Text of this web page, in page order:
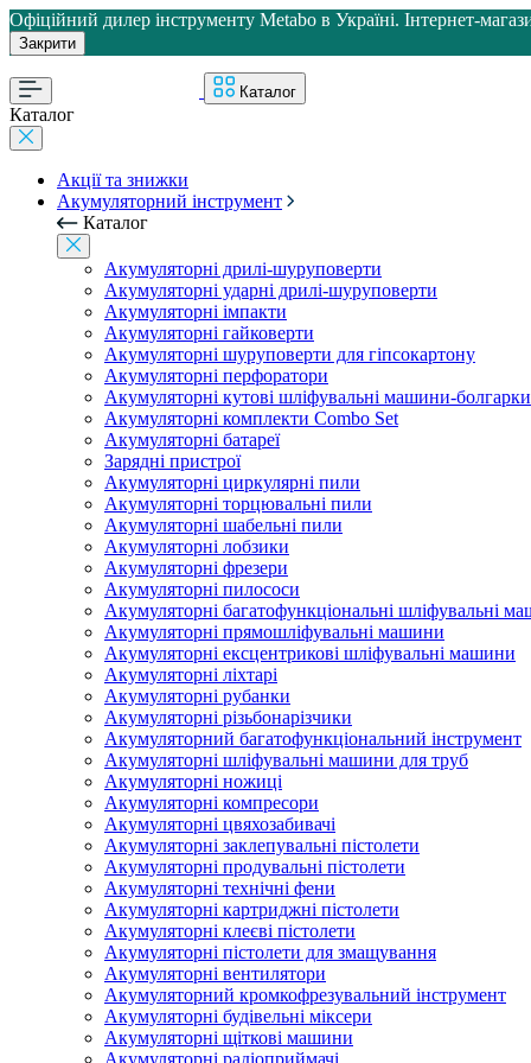
Офіційний дилер інструменту Metabo в Україні. Інтернет-
Закрити
Каталог
Каталог
Акції та знижки
Акумуляторний інструмент
Каталог
Акумуляторні дрилі-шуруповерти
Акумуляторні ударні дрилі-шуруповерти
Акумуляторні імпакти
Акумуляторні гайковерти
Акумуляторні шуруповерти для гіпсокартону
Акумуляторні перфоратори
Акумуляторні кутові шліфувальні машини-болгарки
Акумуляторні комплекти Combo Set
Акумуляторні батареї
Зарядні пристрої
Акумуляторні циркулярні пили
Акумуляторні торцювальні пили
Акумуляторні шабельні пили
Акумуляторні лобзики
Акумуляторні фрезери
Акумуляторні пилососи
Акумуляторні багатофункціональні шліфувальні
Акумуляторні прямошліфувальні машини
Акумуляторні ексцентрикові шліфувальні машини
Акумуляторні ліхтарі
Акумуляторні рубанки
Акумуляторні різьбонарізчики
Акумуляторний багатофункціональний інструмент
Акумуляторні шліфувальні машини для труб
Акумуляторні ножиці
Акумуляторні компресори
Акумуляторні цвяхозабивачі
Акумуляторні заклепувальні пістолети
Акумуляторні продувальні пістолети
Акумуляторні технічні фени
Акумуляторні картриджні пістолети
Акумуляторні клеєві пістолети
Акумуляторні пістолети для змащування
Акумуляторні вентилятори
Акумуляторний кромкофрезувальний інструмент
Акумуляторні будівельні міксери
Акумуляторні щіткові машини
Акумуляторні радіоприймачі